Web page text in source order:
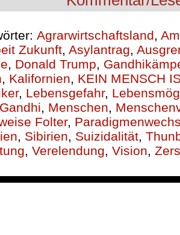
Agrarwirtschaftsland,
Zukunft, Asylantrag,
, Donald Trump,
, Kalifornien, KEIN MENSCH
, Lebensgefahr,
, Menschen,
Folter,
, Sibirien, Suizidalität,
, Verelendung, Vision,